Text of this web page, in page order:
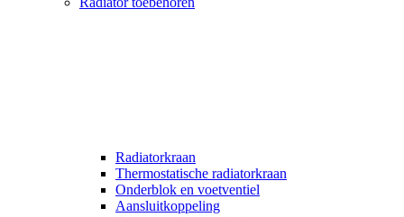
Radiatorkraan
Thermostatische radiatorkraan
Onderblok en voetventiel
Aansluitkoppeling